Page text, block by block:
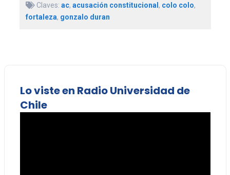
Claves: ac, acusación constitucional, colo colo,
fortaleza, gonzalo duran
Lo viste en Radio Universidad de
Chile